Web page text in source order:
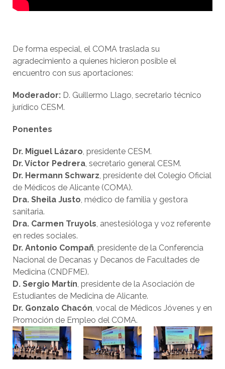
De forma especial, el COMA traslada su
agradecimiento a quienes hicieron posible el
encuentro con sus aportaciones:
Moderador: D. Guillermo Llago, secretario técnico
jurídico CESM.
Ponentes
Dr. Miguel Lázaro, presidente CESM.
Dr. Víctor Pedrera, secretario general CESM.
Dr. Hermann Schwarz, presidente del Colegio Oficial
de Médicos de Alicante (COMA).
Dra. Sheila Justo, médico de familia y gestora
sanitaria.
Dra. Carmen Truyols, anestesióloga y voz referente
en redes sociales.
Dr. Antonio Compañ, presidente de la Conferencia
Nacional de Decanas y Decanos de Facultades de
Medicina (CNDFME).
D. Sergio Martín, presidente de la Asociación de
Estudiantes de Medicina de Alicante.
Dr. Gonzalo Chacón, vocal de Médicos Jóvenes y en
Promoción de Empleo del COMA.